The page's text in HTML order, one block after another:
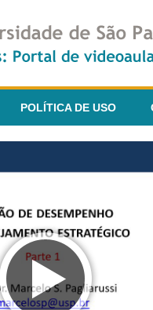
POLÍTICA DE USO